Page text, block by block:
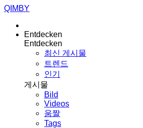
QIMBY
Entdecken
Entdecken
최신 게시물
트렌드
인기
게시물
Bild
Videos
움짤
Tags